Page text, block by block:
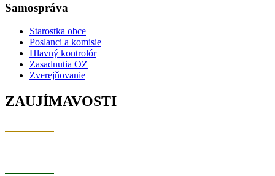
Samospráva
Starostka obce
Poslanci a komisie
Hlavný kontrolór
Zasadnutia OZ
Zverejňovanie
ZAUJÍMAVOSTI